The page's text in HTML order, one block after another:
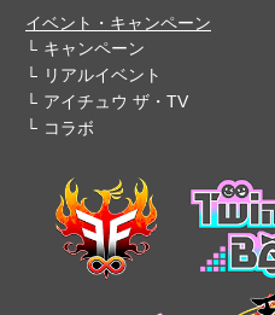
イベント・キャンペーン
キャンペーン
リアルイベント
アイチュウ ザ・TV
コラボ